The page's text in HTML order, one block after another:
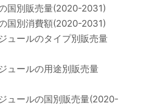
国別販売量(2020-2031)
国別消費額(2020-2031)
ュールのタイプ別販売量
ュールの用途別販売量
ュールの国別販売量(2020-